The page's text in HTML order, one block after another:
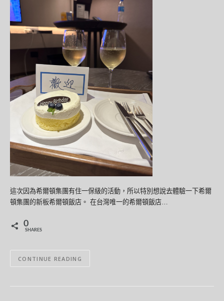
這次因為希爾頓集團有住一保級的活動，所以特別想說去體驗一下希爾
頓集團的新板希爾頓飯店。 在台灣唯一的希爾頓飯店…
0
SHARES
CONTINUE READING